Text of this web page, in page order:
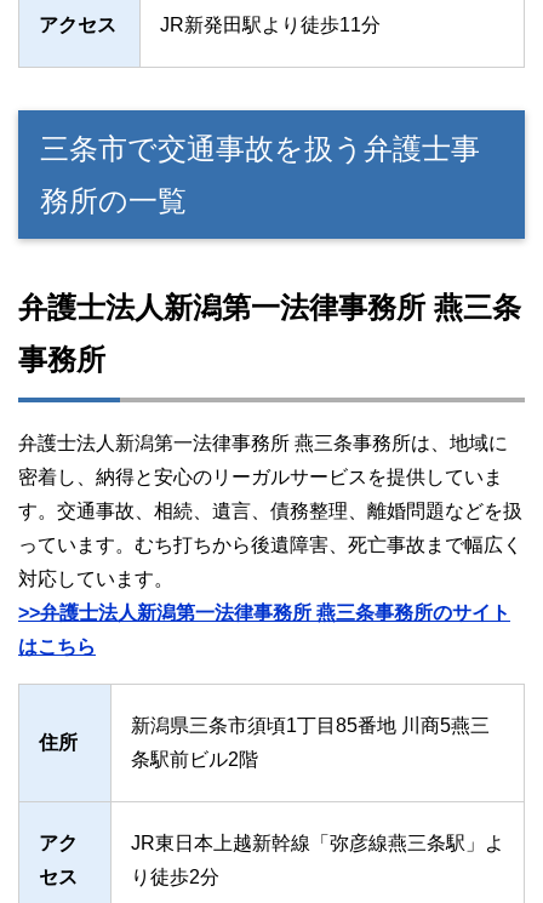
アクセス JR新発田駅より徒歩11分
三条市で交通事故を扱う弁護士事
務所の一覧
弁護士法人新潟第一法律事務所 燕三条
事務所
弁護士法人新潟第一法律事務所 燕三条事務所は、地域に
密着し、納得と安心のリーガルサービスを提供していま
す。交通事故、相続、遺言、債務整理、離婚問題などを扱
っています。むち打ちから後遺障害、死亡事故まで幅広く
対応しています。
>>弁護士法人新潟第一法律事務所 燕三条事務所のサイト
はこちら
住所
新潟県三条市須頃1丁目85番地 川商5燕三
条駅前ビル2階
アク
セス
JR東日本上越新幹線「弥彦線燕三条駅」よ
り徒歩2分